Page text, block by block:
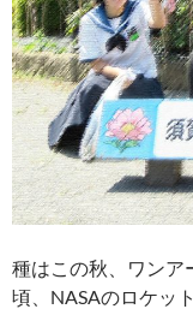
種はこの秋、ワンア
頃、NASAのロケッ